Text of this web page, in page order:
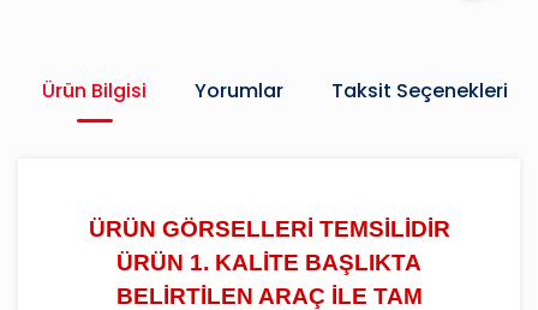
Ürün Bilgisi Yorumlar Taksit Seçenekleri
ÜRÜN GÖRSELLERİ TEMSİLİDİR
ÜRÜN 1. KALİTE BAŞLIKTA
BELİRTİLEN ARAÇ İLE TAM